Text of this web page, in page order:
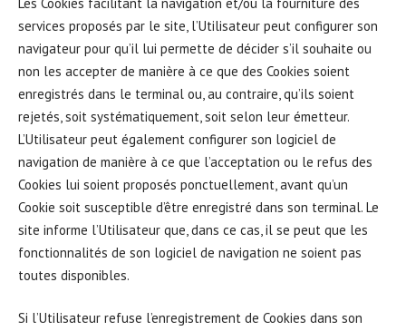
services proposés par le site, l’Utilisateur peut configurer son
navigateur pour qu’il lui permette de décider s’il souhaite ou
non les accepter de manière à ce que des Cookies soient
enregistrés dans le terminal ou, au contraire, qu’ils soient
rejetés, soit systématiquement, soit selon leur émetteur.
L’Utilisateur peut également configurer son logiciel de
navigation de manière à ce que l’acceptation ou le refus des
Cookies lui soient proposés ponctuellement, avant qu’un
Cookie soit susceptible d’être enregistré dans son terminal. Le
site informe l’Utilisateur que, dans ce cas, il se peut que les
fonctionnalités de son logiciel de navigation ne soient pas
toutes disponibles.
Si l’Utilisateur refuse l’enregistrement de Cookies dans son